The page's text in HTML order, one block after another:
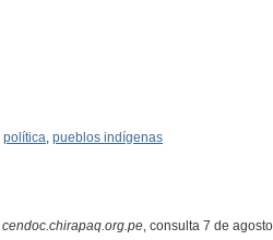
política pueblos indígenas
cendoc.chirapaq.org.pe , consulta 7 de